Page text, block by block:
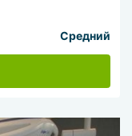
Средний